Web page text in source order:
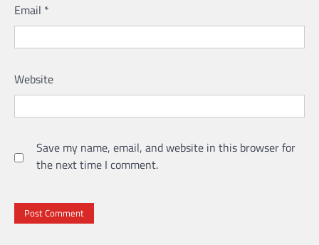
Email *
Website
Save my name, email, and website in this browser for
the next time I comment.